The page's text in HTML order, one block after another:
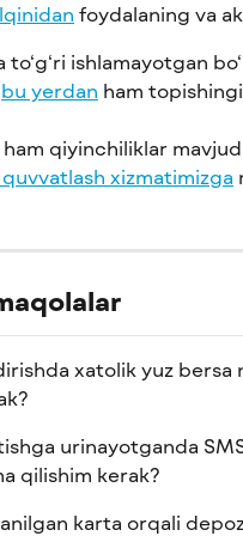
foydalaning va
ishlamayotgan
bu yerdan ham
qiyinchiliklar mavjud
quvvatlash xizmatimizga
xatolik yuz bersa
urinayotganda
qilishim kerak?
karta orqali